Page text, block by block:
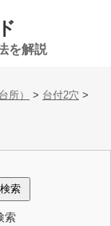
を解説
所） > 台付2穴 >
索